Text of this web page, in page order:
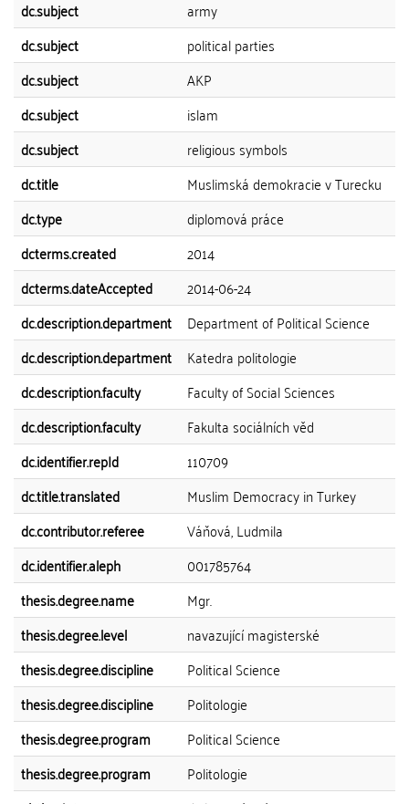
dc.subject
army
dc.subject
political parties
dc.subject
AKP
dc.subject
islam
dc.subject
religious symbols
dc.title
Muslimská demokracie v Turecku
dc.type
diplomová práce
dcterms.created
2014
dcterms.dateAccepted
2014-06-24
dc.description.department
Department of Political Science
dc.description.department
Katedra politologie
dc.description.faculty
Faculty of Social Sciences
dc.description.faculty
Fakulta sociálních věd
dc.identifier.repId
110709
dc.title.translated
Muslim Democracy in Turkey
dc.contributor.referee
Váňová, Ludmila
dc.identifier.aleph
001785764
thesis.degree.name
Mgr.
thesis.degree.level
navazující magisterské
thesis.degree.discipline
Political Science
thesis.degree.discipline
Politologie
thesis.degree.program
Political Science
thesis.degree.program
Politologie